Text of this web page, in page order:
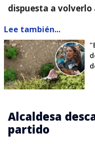
dispuesta a volverlo
Lee también...
Alcaldesa
partido